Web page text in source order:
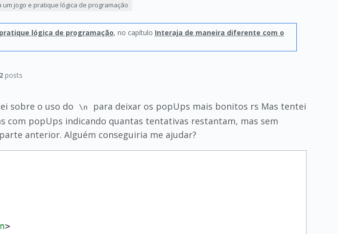
um jogo e pratique lógica de programação
lógica de programação, no capítulo Interaja de maneira diferente com o
posts
sobre o uso do \n
para deixar os popUps mais bonitos rs Mas tentei
com popUps indicando quantas tentativas restantam, mas sem
anterior. Alguém conseguiria me ajudar?
>